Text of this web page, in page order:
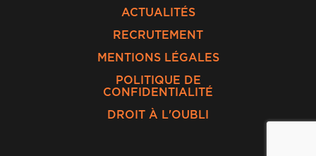
ACTUALITÉS
RECRUTEMENT
MENTIONS LÉGALES
POLITIQUE DE
CONFIDENTIALITÉ
DROIT À L'OUBLI